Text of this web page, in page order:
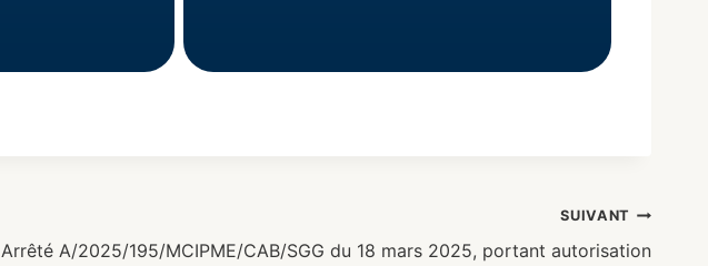
SUIVANT
Arrêté A/2025/195/MCIPME/CAB/SGG du 18 mars 2025, portant autorisation